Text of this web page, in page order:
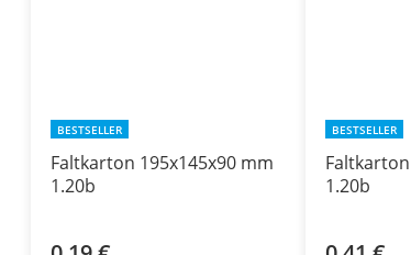
BESTSELLER
Faltkarton 195x145x90 mm
1.20b
BESTSELLER
1.20b